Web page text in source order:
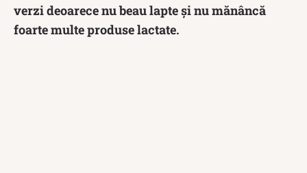
verzi deoarece nu beau lapte și nu mănâncă
foarte multe produse lactate.